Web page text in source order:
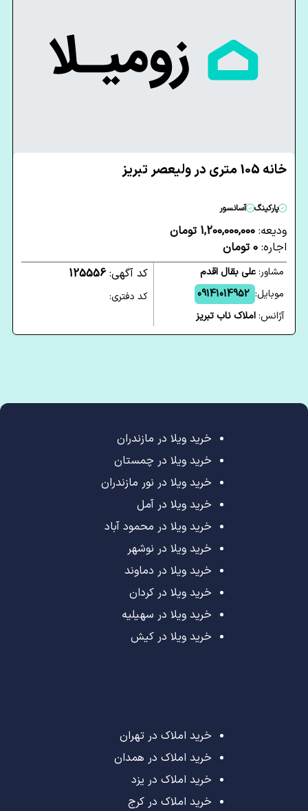
خانه 105 متری در ولیعصر تبریز
پارکینگ آسانسور
ودیعه: 1,200,000,000 تومان
اجاره: 0 تومان
مشاور:علی بقال اقدم
موبایل: 09141014952
آژانس:املاک ناب تبریز
کد آگهی: 125556
کد دفتری:
خرید ویلا در مازندران
خرید ویلا در چمستان
خرید ویلا در نور مازندران
خرید ویلا در آمل
خرید ویلا در محمود آباد
خرید ویلا در نوشهر
خرید ویلا در دماوند
خرید ویلا در کردان
خرید ویلا در سهیلیه
خرید ویلا در کیش
خرید املاک در تهران
خرید املاک در همدان
خرید املاک در یزد
خرید املاک در کرج